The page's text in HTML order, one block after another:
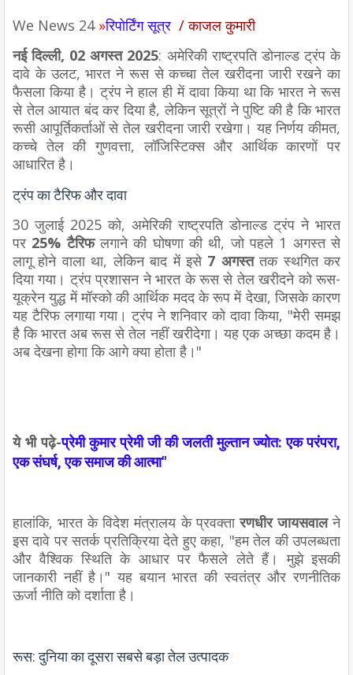
We News 24 »रिपोर्टिंग सूत्र / काजल कुमारी
नई दिल्ली, 02 अगस्त 2025: अमेरिकी राष्ट्रपति डोनाल्ड ट्रंप के
दावे के उलट, भारत ने रूस से कच्चा तेल खरीदना जारी रखने का
फैसला किया है। ट्रंप ने हाल ही में दावा किया था कि भारत ने रूस
से तेल आयात बंद कर दिया है, लेकिन सूत्रों ने पुष्टि की है कि भारत
रूसी आपूर्तिकर्ताओं से तेल खरीदना जारी रखेगा। यह निर्णय कीमत,
कच्चे तेल की गुणवत्ता, लॉजिस्टिक्स और आर्थिक कारणों पर
आधारित है।
ट्रंप का टैरिफ और दावा
30 जुलाई 2025 को, अमेरिकी राष्ट्रपति डोनाल्ड ट्रंप ने भारत
पर 25% टैरिफलगाने की घोषणा की थी, जो पहले 1 अगस्त से
लागू होने वाला था, लेकिन बाद में इसे 7 अगस्ततक स्थगित कर
दिया गया। ट्रंप प्रशासन ने भारत के रूस से तेल खरीदने को रूस-
यूक्रेन युद्ध में मॉस्को की आर्थिक मदद के रूप में देखा, जिसके कारण
यह टैरिफ लगाया गया। ट्रंप ने शनिवार को दावा किया, "मेरी समझ
है कि भारत अब रूस से तेल नहीं खरीदेगा। यह एक अच्छा कदम है।
अब देखना होगा कि आगे क्या होता है।"
ये भी पढ़े-प्रेमी कुमार प्रेमी जी की जलती मुल्तान ज्योत: एक परंपरा,
एक संघर्ष, एक समाज की आत्मा"
हालांकि, भारत के विदेश मंत्रालय के प्रवक्तारणधीर जायसवालने
इस दावे पर सतर्क प्रतिक्रिया देते हुए कहा, "हम तेल की उपलब्धता
और वैश्विक स्थिति के आधार पर फैसले लेते हैं। मुझे इसकी
जानकारी नहीं है।" यह बयान भारत की स्वतंत्र और रणनीतिक
ऊर्जा नीति को दर्शाता है।
रूस: दुनिया का दूसरा सबसे बड़ा तेल उत्पादक